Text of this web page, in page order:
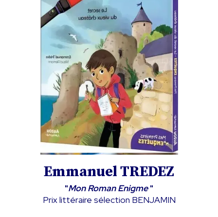
Emmanuel TREDEZ
"Mon Roman Enigme "
Prix littéraire sélection BENJAMIN